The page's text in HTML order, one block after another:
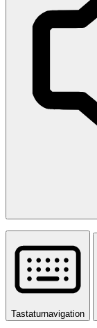
Tastaturnavigation